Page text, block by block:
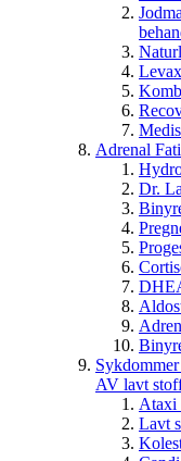
Adrenal
Dr.
AV lavt
Ataxi
Lavt